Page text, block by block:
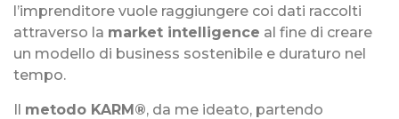
l’imprenditore vuole raggiungere coi dati raccolti
attraverso la market intelligence al fine di creare
un modello di business sostenibile e duraturo nel
tempo.
Il metodo KARM®, da me ideato, partendo